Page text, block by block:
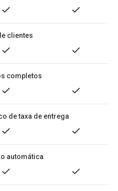
clientes
completos
de taxa de entrega
automática